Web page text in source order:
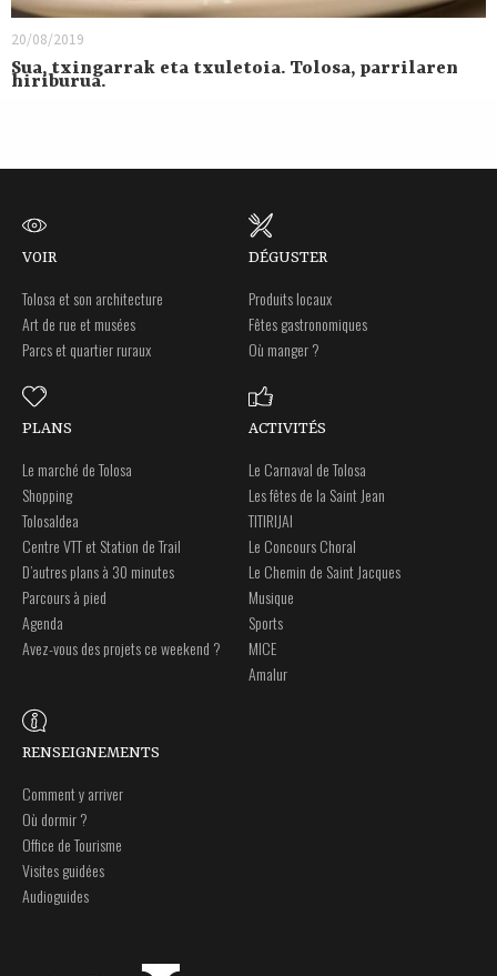
20/08/2019
Sua, txingarrak eta txuletoia. Tolosa, parrilaren
hiriburua.
VOIR
Tolosa et son architecture
Art de rue et musées
Parcs et quartier ruraux
DÉGUSTER
Produits locaux
Fêtes gastronomiques
Où manger ?
PLANS
Le marché de Tolosa
Shopping
Tolosaldea
Centre VTT et Station de Trail
D’autres plans à 30 minutes
Parcours à pied
Agenda
Avez-vous des projets ce weekend ?
ACTIVITÉS
Le Carnaval de Tolosa
Les fêtes de la Saint Jean
TITIRIJAI
Le Concours Choral
Le Chemin de Saint Jacques
Musique
Sports
MICE
Amalur
RENSEIGNEMENTS
Comment y arriver
Où dormir ?
Office de Tourisme
Visites guidées
Audioguides